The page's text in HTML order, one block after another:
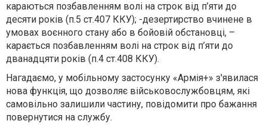
караються позбавленням волі на строк від п’яти до
десяти років (п.5 ст.407 ККУ); -дезертирство вчинене в
умовах воєнного стану або в бойовій обстановці, –
карається позбавленням волі на строк від п’яти до
дванадцяти років (п.4 ст.408 ККУ).
Нагадаємо, у мобільному застосунку «Армія+» з'явилася
нова функція, що дозволяє військовослужбовцям, які
самовільно залишили частину, повідомити про бажання
повернутися на службу.